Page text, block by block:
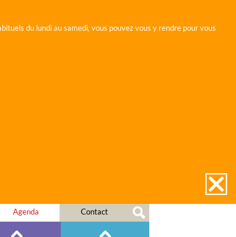
du lundi au samedi, vous pouvez vous y rendre pour vous
Agenda Contact